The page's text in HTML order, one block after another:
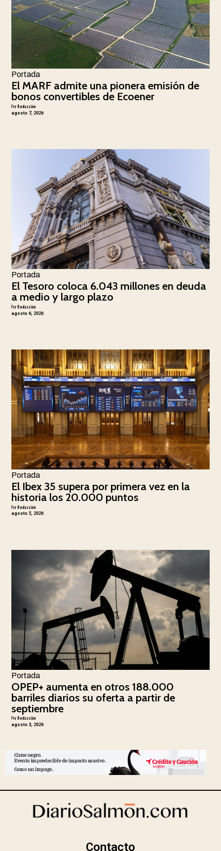
Portada
El MARF admite una pionera emisión de
bonos convertibles de Ecoener
PorRedacción
agosto 7, 2026
Portada
El Tesoro coloca 6.043 millones en deuda
a medio y largo plazo
PorRedacción
agosto 6, 2026
Portada
El Ibex 35 supera por primera vez en la
historia los 20.000 puntos
PorRedacción
agosto 5, 2026
Portada
OPEP+ aumenta en otros 188.000
barriles diarios su oferta a partir de
septiembre
Por Redacción
agosto 3, 2026
Contacto